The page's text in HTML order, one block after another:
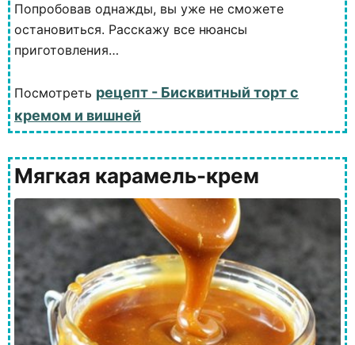
Попробовав однажды, вы уже не сможете
остановиться. Расскажу все нюансы
приготовления…
Посмотреть рецепт - Бисквитный торт с
кремом и вишней
Мягкая карамель-крем